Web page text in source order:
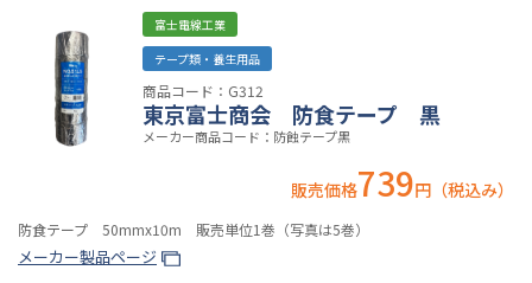
富士電線工業
テープ類・養生用品
商品コード：G312
東京富士商会 防食テープ 黒
メーカー商品コード：防蝕テープ黒
販売価格739円（税込み）
防食テープ 50mmx10m 販売単位1巻（写真は5巻）
メーカー製品ページ